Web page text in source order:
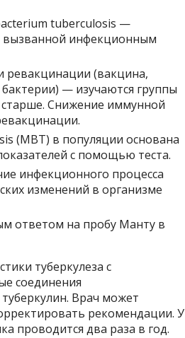
tuberculosis —
вызванной инфекционным
ревакцинации (вакцина,
— изучаются группы
Снижение иммунной
(MBT) в популяции основана
с помощью теста.
инфекционного процесса
изменений в организме
ответом на пробу Манту в
туберкулеза с
соединения
Врач может
рекомендации. У
проводится два раза в год.